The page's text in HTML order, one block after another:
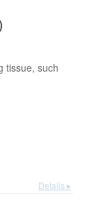
tissue, such
Details ▸